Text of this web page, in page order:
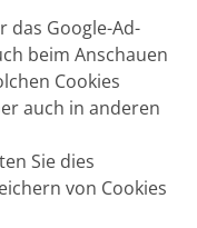
das Google-Ad-
beim Anschauen
Cookies
auch in anderen
Sie dies
von Cookies